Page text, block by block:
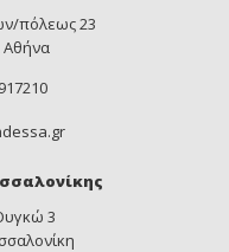
πόλεως 23
Αθήνα
3